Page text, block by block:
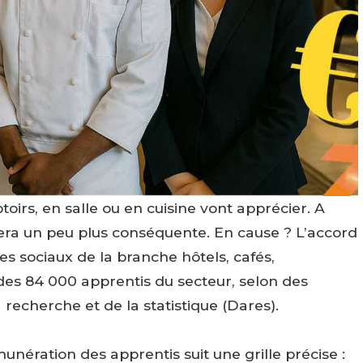
en salle ou en cuisine vont apprécier. A
un peu plus conséquente. En cause ? L’accord
sociaux de la branche hôtels, cafés,
84 000 apprentis du secteur, selon des
et de la statistique (Dares).
des apprentis suit une grille précise :